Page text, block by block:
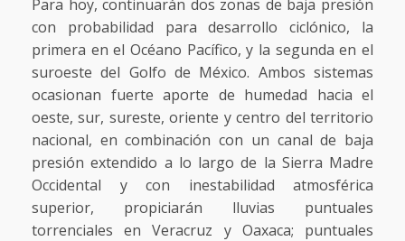
Para hoy, continuarán dos zonas de baja presión
con probabilidad para desarrollo ciclónico, la
primera en el Océano Pacífico, y la segunda en el
suroeste del Golfo de México. Ambos sistemas
ocasionan fuerte aporte de humedad hacia el
oeste, sur, sureste, oriente y centro del territorio
nacional, en combinación con un canal de baja
presión extendido a lo largo de la Sierra Madre
Occidental y con inestabilidad atmosférica
superior, propiciarán lluvias puntuales
torrenciales en Veracruz y Oaxaca; puntuales